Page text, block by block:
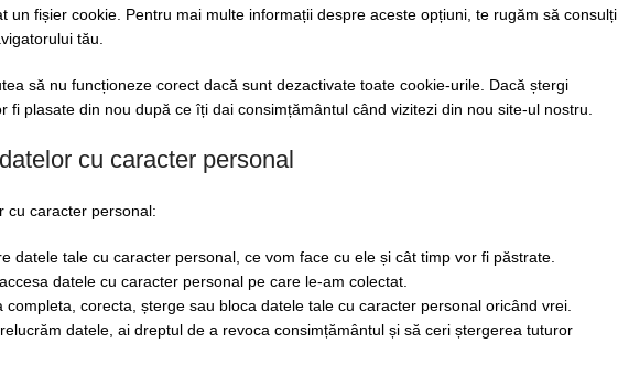
un fișier cookie. Pentru mai multe informații despre aceste opțiuni, te rugăm să consulți
tău.
să nu funcționeze corect dacă sunt dezactivate toate cookie-urile. Dacă ștergi
fi plasate din nou după ce îți dai consimțământul când vizitezi din nou site-ul nostru.
cu caracter personal
cu caracter personal:
datele tale cu caracter personal, ce vom face cu ele și cât timp vor fi păstrate.
datele cu caracter personal pe care le-am colectat.
corecta, șterge sau bloca datele tale cu caracter personal oricând vrei.
datele, ai dreptul de a revoca consimțământul și să ceri ștergerea tuturor